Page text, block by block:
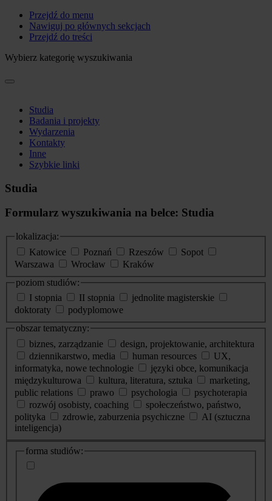
Przejdź do menu
Nawiguj po głównych sekcjach
Przejdź do treści
Wybierz kategorię wyszukiwania
Studia
Badania i projekty
Wydarzenia
Kontakty
Inne
Szybkie linki
Studia
Formularz wyszukiwania na belce: Studia
lokalizacja:
Katowice
Poznań Rzeszów
Sopot
Warszawa
Wrocław
Kraków
poziom studiów:
I stopnia
II stopnia
jednolite magisterskie
doktoraty
podyplomowe
obszar tematyczny:
biznes, zarządzanie
design, projektowanie, architektura
dziennikarstwo, media
human resources
UX,
informatyka, nowe technologie
języki obce, komunikacja
międzykulturowa
kultura, literatura, sztuka
marketing,
public relations
prawo psychologia
psychoterapia
rozwój osobisty, coaching
społeczeństwo, państwo,
polityka
zdrowie, zaburzenia psychiczne
AI (sztuczna
inteligencja)
dodatkowe
informacje
forma studiów: